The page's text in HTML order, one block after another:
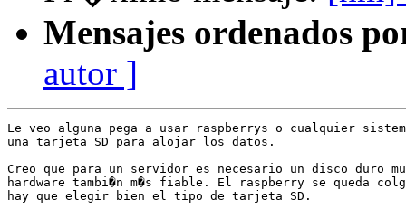
Mensajes ordenados
autor ]
Le veo alguna pega a usar raspberrys o cualquier
una tarjeta SD para alojar los datos.
Creo que para un servidor es necesario un disco duro
hardware tambi�n m�s fiable. El raspberry se queda
hay que elegir bien el tipo de tarjeta SD.